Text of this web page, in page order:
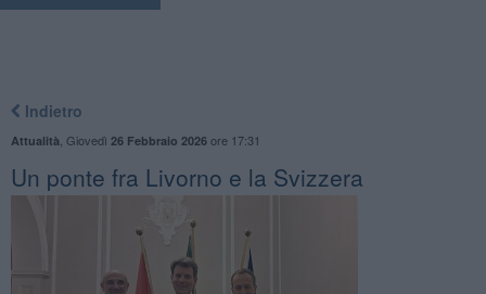
Indietro
Attualità Giovedì 26 Febbraio 2026ore 17:31
Un ponte fra Livorno e la Svizzera